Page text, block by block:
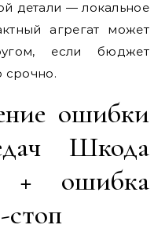
детали — локальное
агрегат может
если бюджет
срочно.
ошибки
Шкода
+ ошибка
стоп